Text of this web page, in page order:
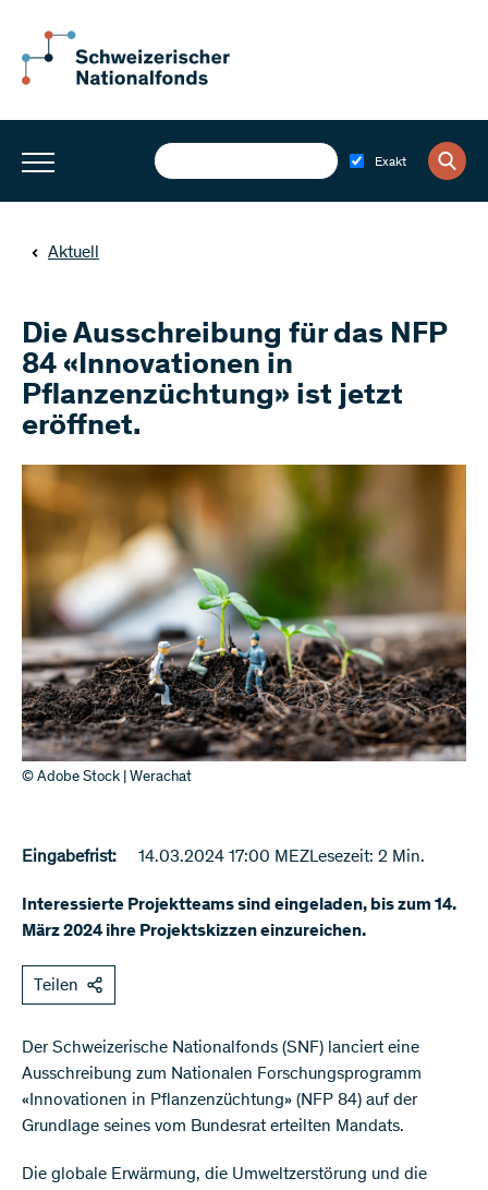
Exakt
Aktuell
Die Ausschreibung für das NFP
84 «Innovationen in
Pflanzenzüchtung» ist jetzt
eröffnet.
© Adobe Stock | Werachat
Eingabefrist: 14.03.2024 17:00 MEZLesezeit: 2 Min.
Interessierte Projektteams sind eingeladen, bis zum 14.
März 2024 ihre Projektskizzen einzureichen.
Teilen
Der Schweizerische Nationalfonds (SNF) lanciert eine
Ausschreibung zum Nationalen Forschungsprogramm
«Innovationen in Pflanzenzüchtung» (NFP 84) auf der
Grundlage seines vom Bundesrat erteilten Mandats.
Die globale Erwärmung, die Umweltzerstörung und die